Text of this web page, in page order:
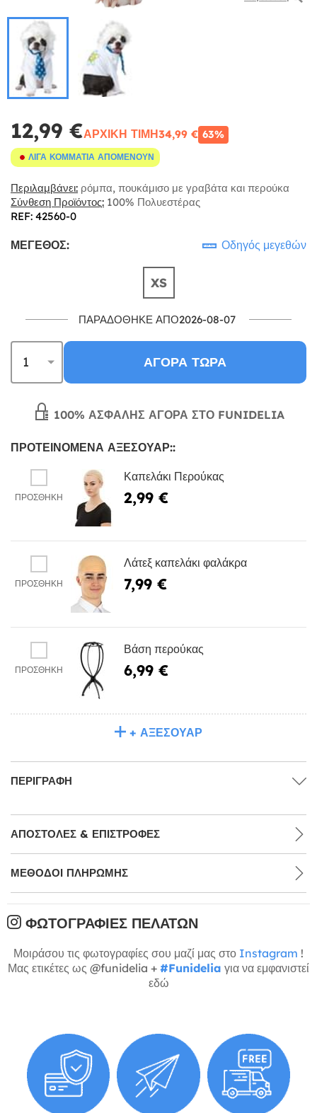
12,99 €ΑΡΧΙΚΉ ΤΙΜΉ34,99 € 63%
ΛΊΓΑ ΚΟΜΜΆΤΙΑ ΑΠΟΜΈΝΟΥΝ
Περιλαμβάνει: ρόμπα, πουκάμισο με γραβάτα και περούκα
Σύνθεση Προϊόντος: 100% Πολυεστέρας
REF: 42560-0
ΜΈΓΕΘΟΣ: Οδηγός μεγεθών
XS
ΠΑΡΑΔΌΘΗΚΕ ΑΠΌ2026-08-07
ΑΓΟΡΆ ΤΏΡΑ
100% ΑΣΦΑΛΉΣ ΑΓΟΡΆ ΣΤΟ FUNIDELIA
ΠΡΟΤΕΙΝΌΜΕΝΑ ΑΞΕΣΟΥΆΡ::
ΠΡΟΣΘΉΚΗ
Καπελάκι Περούκας
2,99 €
ΠΡΟΣΘΉΚΗ
Λάτεξ καπελάκι φαλάκρα
7,99 €
ΠΡΟΣΘΉΚΗ
Βάση περούκας
6,99 €
+ ΑΞΕΣΟΥΆΡ
ΠΕΡΙΓΡΑΦΉ
ΑΠΟΣΤΟΛΈΣ & ΕΠΙΣΤΡΟΦΈΣ
ΜΕΘΌΔΟΙ ΠΛΗΡΩΜΉΣ
ΦΩΤΟΓΡΑΦΊΕΣ ΠΕΛΑΤΏΝ
Μοιράσου τις φωτογραφίες σου μαζί μας στο Instagram !
Μας ετικέτες ως @funidelia + #Funidelia για να εμφανιστεί
εδώ